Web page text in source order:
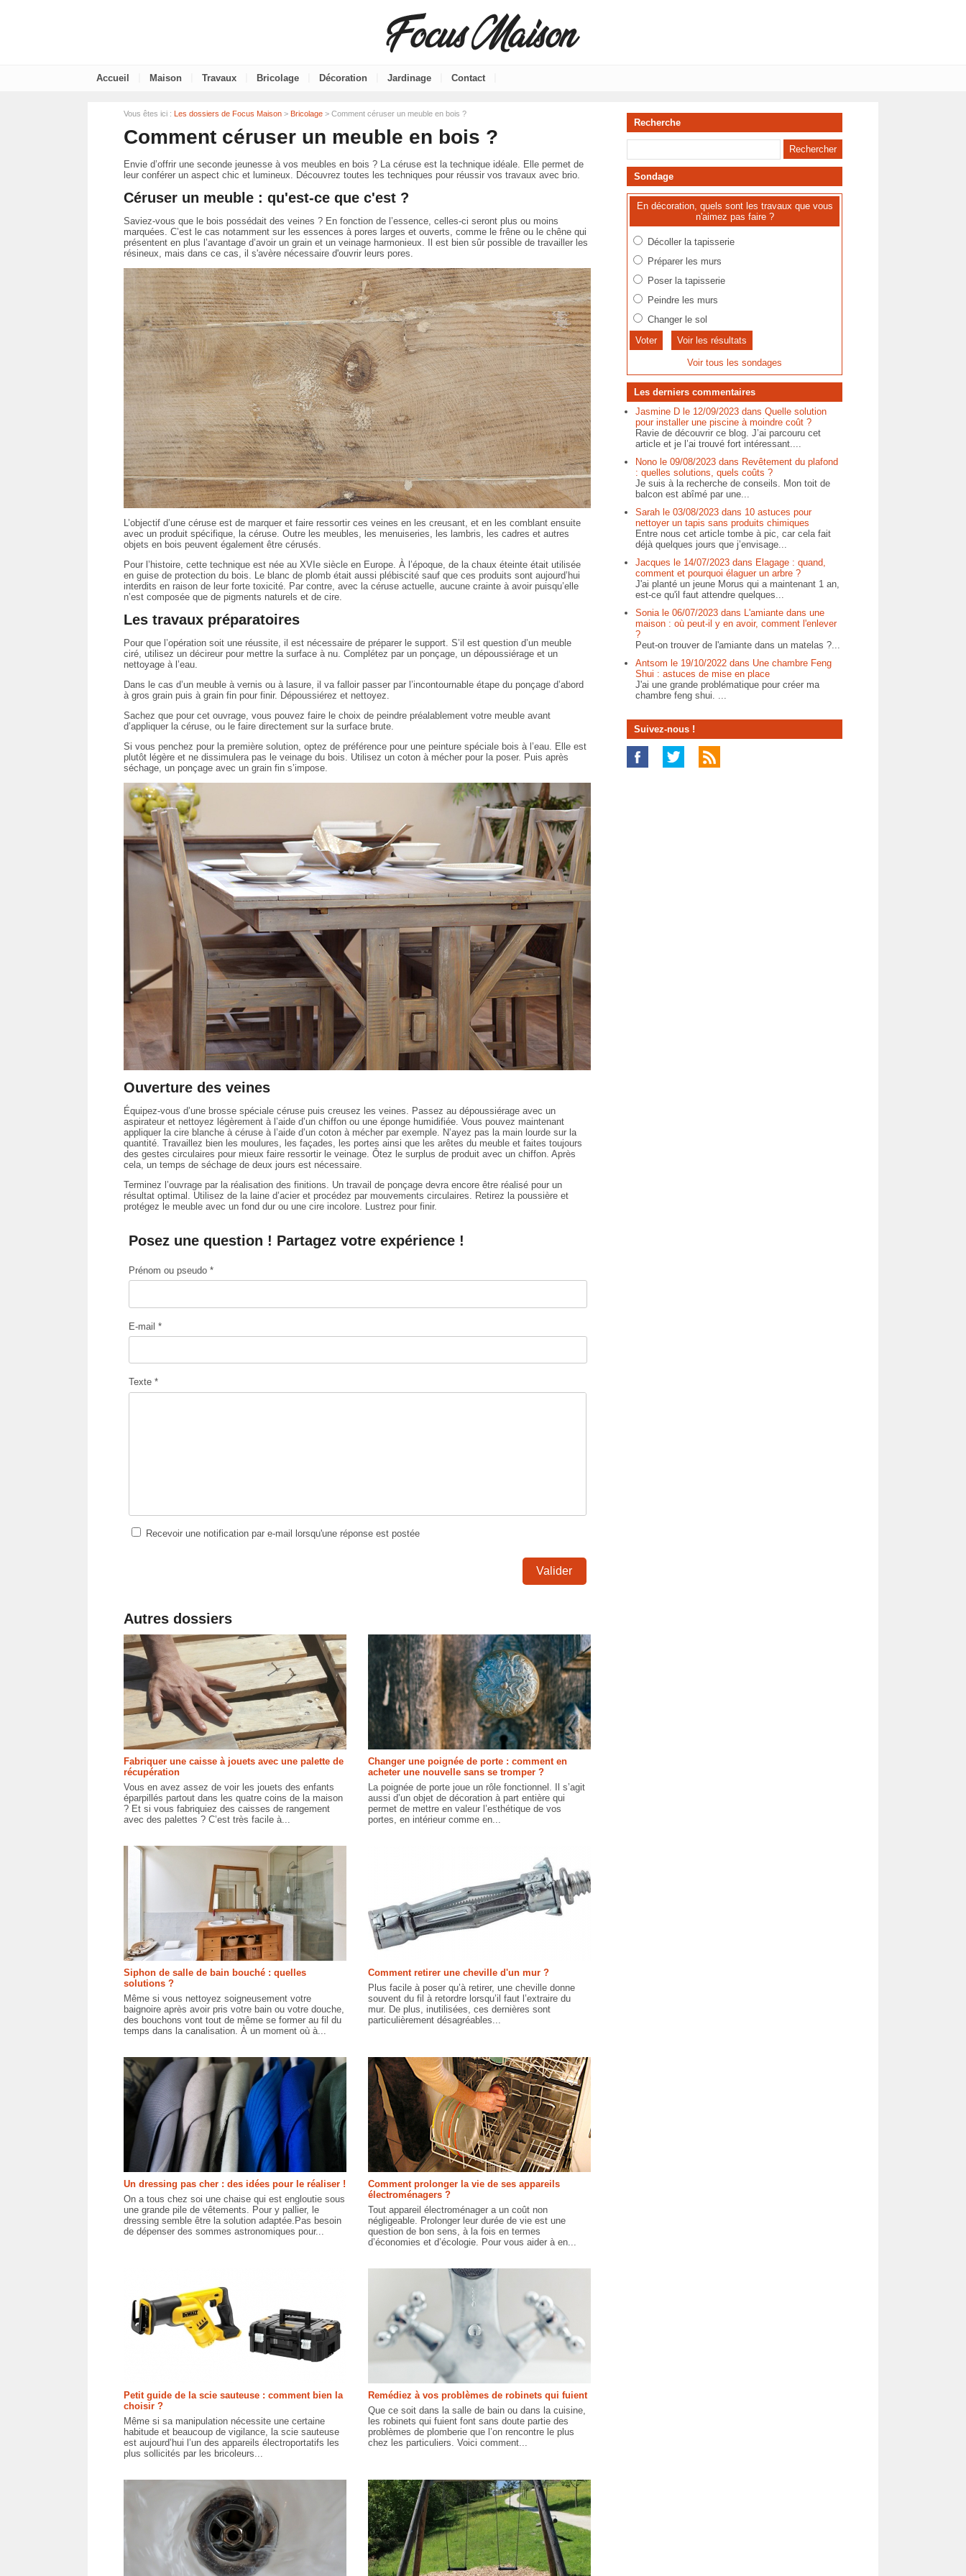
Accueil Maison Travaux Bricolage Décoration Jardinage Contact
Vous êtes ici : Les dossiers de Focus Maison > Bricolage > Comment céruser un meuble en bois ?
Comment céruser un meuble en bois ?
Envie d’offrir une seconde jeunesse à vos meubles en bois ? La céruse est la technique idéale. Elle permet de
leur conférer un aspect chic et lumineux. Découvrez toutes les techniques pour réussir vos travaux avec brio.
Céruser un meuble : qu'est-ce que c'est ?
Saviez-vous que le bois possédait des veines ? En fonction de l’essence, celles-ci seront plus ou moins
marquées. C’est le cas notamment sur les essences à pores larges et ouverts, comme le frêne ou le chêne qui
présentent en plus l’avantage d’avoir un grain et un veinage harmonieux. Il est bien sûr possible de travailler les
résineux, mais dans ce cas, il s'avère nécessaire d'ouvrir leurs pores.
L’objectif d’une céruse est de marquer et faire ressortir ces veines en les creusant, et en les comblant ensuite
avec un produit spécifique, la céruse. Outre les meubles, les menuiseries, les lambris, les cadres et autres
objets en bois peuvent également être cérusés.
Pour l’histoire, cette technique est née au XVIe siècle en Europe. À l’époque, de la chaux éteinte était utilisée
en guise de protection du bois. Le blanc de plomb était aussi plébiscité sauf que ces produits sont aujourd’hui
interdits en raison de leur forte toxicité. Par contre, avec la céruse actuelle, aucune crainte à avoir puisqu’elle
n’est composée que de pigments naturels et de cire.
Les travaux préparatoires
Pour que l’opération soit une réussite, il est nécessaire de préparer le support. S’il est question d’un meuble
ciré, utilisez un décireur pour mettre la surface à nu. Complétez par un ponçage, un dépoussiérage et un
nettoyage à l’eau.
Dans le cas d’un meuble à vernis ou à lasure, il va falloir passer par l’incontournable étape du ponçage d’abord
à gros grain puis à grain fin pour finir. Dépoussiérez et nettoyez.
Sachez que pour cet ouvrage, vous pouvez faire le choix de peindre préalablement votre meuble avant
d’appliquer la céruse, ou le faire directement sur la surface brute.
Si vous penchez pour la première solution, optez de préférence pour une peinture spéciale bois à l’eau. Elle est
plutôt légère et ne dissimulera pas le veinage du bois. Utilisez un coton à mécher pour la poser. Puis après
séchage, un ponçage avec un grain fin s’impose.
Ouverture des veines
Équipez-vous d’une brosse spéciale céruse puis creusez les veines. Passez au dépoussiérage avec un
aspirateur et nettoyez légèrement à l’aide d’un chiffon ou une éponge humidifiée. Vous pouvez maintenant
appliquer la cire blanche à céruse à l’aide d’un coton à mécher par exemple. N’ayez pas la main lourde sur la
quantité. Travaillez bien les moulures, les façades, les portes ainsi que les arêtes du meuble et faites toujours
des gestes circulaires pour mieux faire ressortir le veinage. Ôtez le surplus de produit avec un chiffon. Après
cela, un temps de séchage de deux jours est nécessaire.
Terminez l’ouvrage par la réalisation des finitions. Un travail de ponçage devra encore être réalisé pour un
résultat optimal. Utilisez de la laine d’acier et procédez par mouvements circulaires. Retirez la poussière et
protégez le meuble avec un fond dur ou une cire incolore. Lustrez pour finir.
Posez une question ! Partagez votre expérience !
Prénom ou pseudo *
E-mail *
Texte *
Recevoir une notification par e-mail lorsqu'une réponse est postée
Valider
Autres dossiers
Fabriquer une caisse à jouets avec une palette de
récupération
Vous en avez assez de voir les jouets des enfants
éparpillés partout dans les quatre coins de la maison
? Et si vous fabriquiez des caisses de rangement
avec des palettes ? C’est très facile à...
Changer une poignée de porte : comment en
acheter une nouvelle sans se tromper ?
La poignée de porte joue un rôle fonctionnel. Il s’agit
aussi d’un objet de décoration à part entière qui
permet de mettre en valeur l’esthétique de vos
portes, en intérieur comme en...
Siphon de salle de bain bouché : quelles
solutions ?
Même si vous nettoyez soigneusement votre
baignoire après avoir pris votre bain ou votre douche,
des bouchons vont tout de même se former au fil du
temps dans la canalisation. À un moment où à...
Comment retirer une cheville d'un mur ?
Plus facile à poser qu’à retirer, une cheville donne
souvent du fil à retordre lorsqu’il faut l’extraire du
mur. De plus, inutilisées, ces dernières sont
particulièrement désagréables...
Un dressing pas cher : des idées pour le réaliser !
On a tous chez soi une chaise qui est engloutie sous
une grande pile de vêtements. Pour y pallier, le
dressing semble être la solution adaptée.Pas besoin
de dépenser des sommes astronomiques pour...
Comment prolonger la vie de ses appareils
électroménagers ?
Tout appareil électroménager a un coût non
négligeable. Prolonger leur durée de vie est une
question de bon sens, à la fois en termes
d’économies et d’écologie. Pour vous aider à en...
Petit guide de la scie sauteuse : comment bien la
choisir ?
Même si sa manipulation nécessite une certaine
habitude et beaucoup de vigilance, la scie sauteuse
est aujourd’hui l’un des appareils électroportatifs les
plus sollicités par les bricoleurs...
Remédiez à vos problèmes de robinets qui fuient
Que ce soit dans la salle de bain ou dans la cuisine,
les robinets qui fuient font sans doute partie des
problèmes de plomberie que l’on rencontre le plus
chez les particuliers. Voici comment...
Recherche
Sondage
En décoration, quels sont les travaux que vous
n'aimez pas faire ?
Décoller la tapisserie
Préparer les murs
Poser la tapisserie
Peindre les murs
Changer le sol
Voir les résultats
Voir tous les sondages
Les derniers commentaires
Jasmine D le 12/09/2023 dans Quelle solution
pour installer une piscine à moindre coût ?
Ravie de découvrir ce blog. J’ai parcouru cet
article et je l’ai trouvé fort intéressant....
Nono le 09/08/2023 dans Revêtement du plafond
: quelles solutions, quels coûts ?
Je suis à la recherche de conseils. Mon toit de
balcon est abîmé par une...
Sarah le 03/08/2023 dans 10 astuces pour
nettoyer un tapis sans produits chimiques
Entre nous cet article tombe à pic, car cela fait
déjà quelques jours que j’envisage...
Jacques le 14/07/2023 dans Elagage : quand,
comment et pourquoi élaguer un arbre ?
J'ai planté un jeune Morus qui a maintenant 1 an,
est-ce qu'il faut attendre quelques...
Sonia le 06/07/2023 dans L'amiante dans une
maison : où peut-il y en avoir, comment l'enlever
?
Peut-on trouver de l'amiante dans un matelas ?...
Antsom le 19/10/2022 dans Une chambre Feng
Shui : astuces de mise en place
J'ai une grande problématique pour créer ma
chambre feng shui. ...
Suivez-nous !